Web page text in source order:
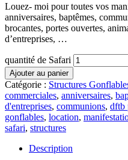
Louez- moi pour toutes vos
anniversaires, baptêmes,
brocantes, portes ouvertes,
d’entreprises, …
quantité de Safari
Ajouter au panier
Catégorie : Structures
commerciales, anniversaires,
d'entreprises, communions, dftb
gonflables, location,
safari, structures
Description